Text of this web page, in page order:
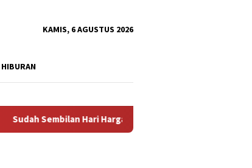
KAMIS, 6 AGUSTUS 2026
HIBURAN
Hari Harga Beras Gorontalo Termahal di Indonesia,